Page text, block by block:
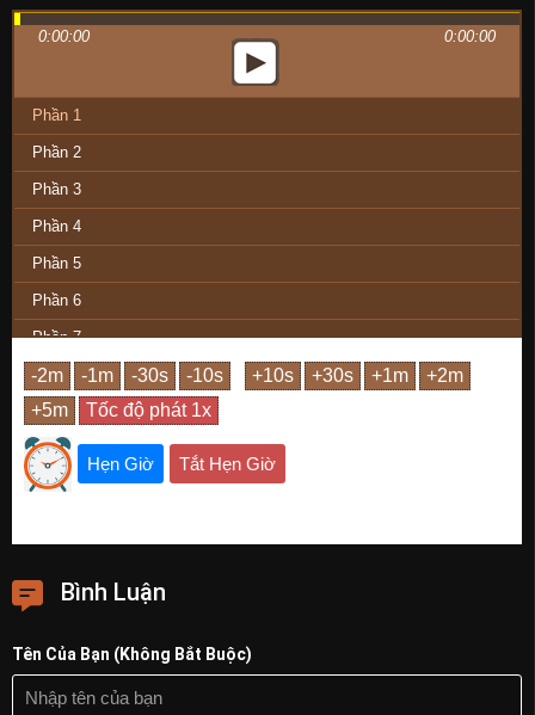
0:00:00 0:00:00
Phần 1
Phần 2
Phần 3
Phần 4
Phần 5
Phần 6
Phần 7
Phần 8
Phần 9
Phần Cuối
Hẹn Giờ Tắt Hẹn Giờ
Bình Luận
Tên Của Bạn (Không Bắt Buộc)